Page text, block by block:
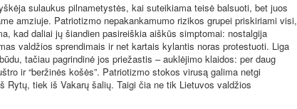
sulaukus pilnametystės, kai suteikiama teisė balsuoti, bet juos
amziuje. Patriotizmo nepakankamumo rizikos grupei priskiriami visi,
kad daliai jų šiandien pasireiškia aiškūs simptomai: nostalgija
valdžios sprendimais ir net kartais kylantis noras protestuoti. Liga
tačiau pagrindinė jos priežastis – auklėjimo klaidos: per daug
ir “beržinės košės”. Patriotizmo stokos virusą galima netgi
Rytų, tiek iš Vakarų šalių. Taigi čia ne tik Lietuvos valdžios